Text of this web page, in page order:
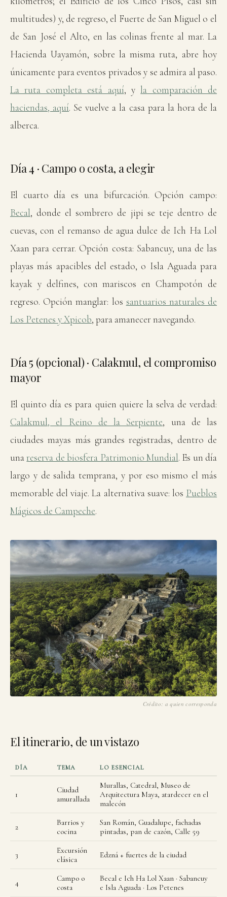
multitudes) y, de regreso, el Fuerte de San Miguel o el
de San José el Alto, en las colinas frente al mar. La
Hacienda Uayamón, sobre la misma ruta, abre hoy
únicamente para eventos privados y se admira al paso.
La ruta completa está aquí, yla comparación de
haciendas, aquí. Se vuelve a la casa para la hora de la
alberca.
Día 4 · Campo o costa, a elegir
El cuarto día es una bifurcación. Opción campo:
Becal, donde el sombrero de jipi se teje dentro de
cuevas, con el remanso de agua dulce de Ich Ha Lol
Xaan para cerrar. Opción costa: Sabancuy, una de las
playas más apacibles del estado, o Isla Aguada para
kayak y delfines, con mariscos en Champotón de
regreso. Opción manglar: los santuarios naturales de
Los Petenes y Xpicob, para amanecer navegando.
Día 5 (opcional) · Calakmul, el compromiso
mayor
El quinto día es para quien quiere la selva de verdad:
Calakmul, el Reino de la Serpiente, una de las
ciudades mayas más grandes registradas, dentro de
unareserva de biosfera Patrimonio Mundial. Es un día
largo y de salida temprana, y por eso mismo el más
memorable del viaje. La alternativa suave: los Pueblos
Mágicos de Campeche.
La Estructura II, una de las mayores pirámides mayas,
Crédito: a quien corresponda
El itinerario, de un vistazo
DÍA TEMA LO ESENCIAL
1
Ciudad
amurallada
Murallas, Catedral, Museo de
Arquitectura Maya, atardecer en el
malecón
2
Barrios y
cocina
San Román, Guadalupe, fachadas
pintadas, pan de cazón, Calle 59
3
Excursión
clásica
Edzná + fuertes de la ciudad
4
Campo o
costa
Becal e Ich Ha Lol Xaan · Sabancuy
e Isla Aguada · Los Petenes